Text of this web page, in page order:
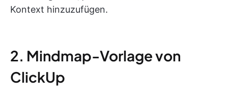
Kontext hinzuzufügen.
2. Mindmap-Vorlage von
ClickUp